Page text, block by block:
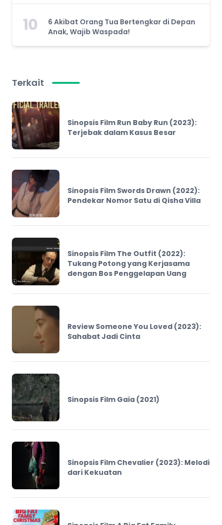
10
6 Akibat Orang Tua Bertengkar di Depan
Anak, Wajib Waspada!
Terkait
Sinopsis Film Run Baby Run (2023):
Terjebak dalam Kasus Besar
Sinopsis Film Swords Drawn (2022):
Pendekar Nomor Satu di Qisha Villa
Sinopsis Film The Outfit (2022):
Tukang Potong yang Kerjasama
dengan Bos Penggelapan Uang
Review Someone You Loved (2023):
Sahabat Jadi Cinta
Sinopsis Film Gaia (2021)
Sinopsis Film Chevalier (2023): Melodi
dari Kekuatan